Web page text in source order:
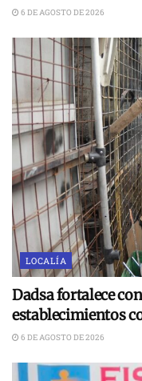
6 DE AGOSTO DE 2026
LOCALÍA
Dadsa fortalece
establecimientos
6 DE AGOSTO DE 2026